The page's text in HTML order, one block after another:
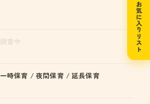
一時保育 / 夜間保育 / 延長保育
お気に入りリスト